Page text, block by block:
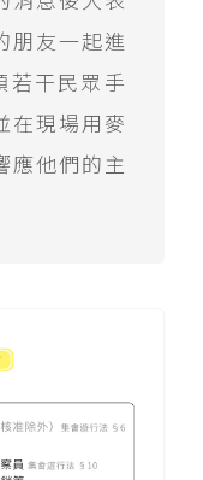
朋友一起進
若干民眾手
在現場用麥
應他們的主